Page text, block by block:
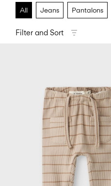
All Jeans Pantalons
Filter and Sort